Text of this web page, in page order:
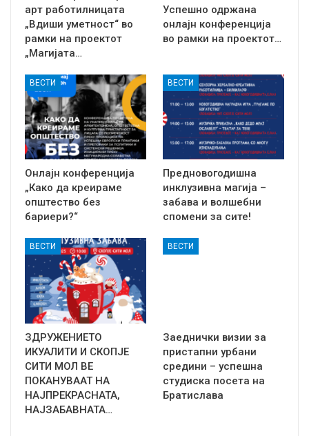
арт работилницата
„Вдиши уметност“ во
рамки на проектот
„Магијата…
Успешно одржaна
онлајн конференција
во рамки на проектот…
ВЕСТИ
Онлајн конференција
„Како да креираме
општество без
бариери?“
ВЕСТИ
Предновогодишна
инклузивна магија –
забава и волшебни
спомени за сите!
ВЕСТИ
ЗДРУЖЕНИЕТО
ИКУАЛИТИ И СКОПЈЕ
СИТИ МОЛ ВЕ
ПОКАНУВААТ НА
НАЈПРЕКРАСНАТА,
НАЈЗАБАВНАТА…
ВЕСТИ
Заеднички визии за
пристапни урбани
средини – успешна
студиска посета на
Братислава